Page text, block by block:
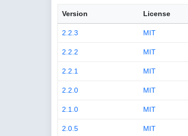
Version License
2.2.3 MIT
2.2.2 MIT
2.2.1 MIT
2.2.0 MIT
2.1.0 MIT
2.0.5 MIT